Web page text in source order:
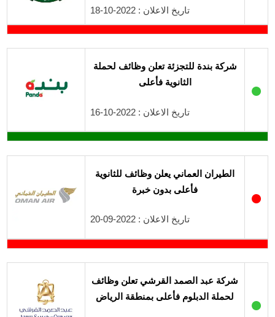
تاريخ الاعلان : 2022-10-18
●
شركة بندة للتجزئة تعلن وظائف لحملة
الثانوية فأعلى
تاريخ الاعلان : 2022-10-16
●
الطيران العماني يعلن وظائف للثانوية
فأعلى بدون خبرة
تاريخ الاعلان : 2022-09-20
●
شركة عبد الصمد القرشي تعلن وظائف
لحملة الدبلوم فأعلى بمنطقة الرياض